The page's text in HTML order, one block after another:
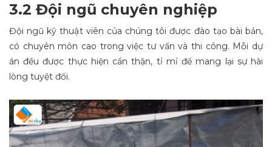
3.2 Đội ngũ chuyên nghiệp
Đội ngũ kỹ thuật viên của chúng tôi được đào tạo bài bản,
có chuyên môn cao trong việc tư vấn và thi công. Mỗi dự
án đều được thực hiện cẩn thận, tỉ mỉ để mang lại sự hài
lòng tuyệt đối.